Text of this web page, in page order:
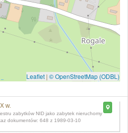
Leaflet | © OpenStreetMap (ODBL)
w.
dokumentów: 648 z 1989-03-10